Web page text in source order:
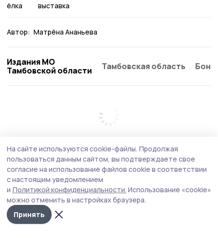
ёлка выставка
Автор: Матрёна Ананьева
Издания МО
Тамбовской области
Тамбовская область
На сайте используются cookie-файлы. Продолжая
пользоваться данным сайтом, вы подтверждаете свое
согласие на использование файлов cookie в соответствии
с настоящим уведомлением
и Политикой конфиденциальности. Использование «cookie»
можно отменить в настройках браузера.
Принять